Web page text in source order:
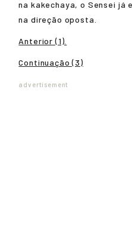
na kakechaya, o Sensei já
na direção oposta.
Anterior (1).
Continuação (3)
advertisement